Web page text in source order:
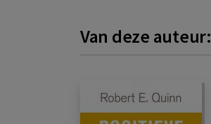
Van deze auteur: